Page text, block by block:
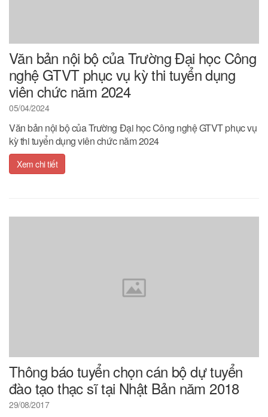
Văn bản nội bộ của Trường Đại học Công
nghệ GTVT phục vụ kỳ thi tuyển dụng
viên chức năm 2024
05/04/2024
Văn bản nội bộ của Trường Đại học Công nghệ GTVT phục vụ
kỳ thi tuyển dụng viên chức năm 2024
Xem chi tiết
Thông báo tuyển chọn cán bộ dự tuyển
đào tạo thạc sĩ tại Nhật Bản năm 2018
29/08/2017